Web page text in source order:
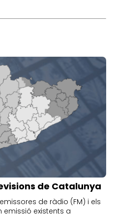
de Catalunya
de ràdio (FM) i els
emissió existents a